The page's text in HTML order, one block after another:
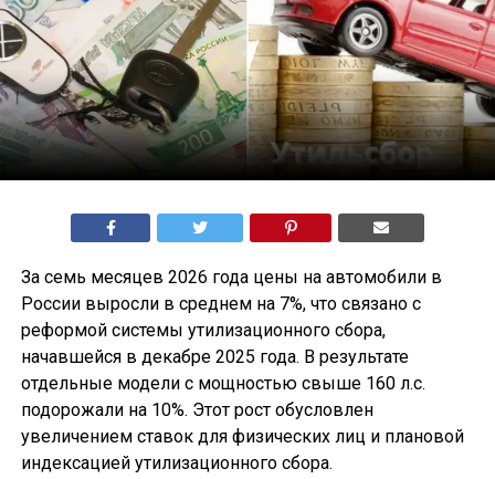
За семь месяцев 2026 года цены на автомобили в
России выросли в среднем на 7%, что связано с
реформой системы утилизационного сбора,
начавшейся в декабре 2025 года. В результате
отдельные модели с мощностью свыше 160 л.с.
подорожали на 10%. Этот рост обусловлен
увеличением ставок для физических лиц и плановой
индексацией утилизационного сбора.